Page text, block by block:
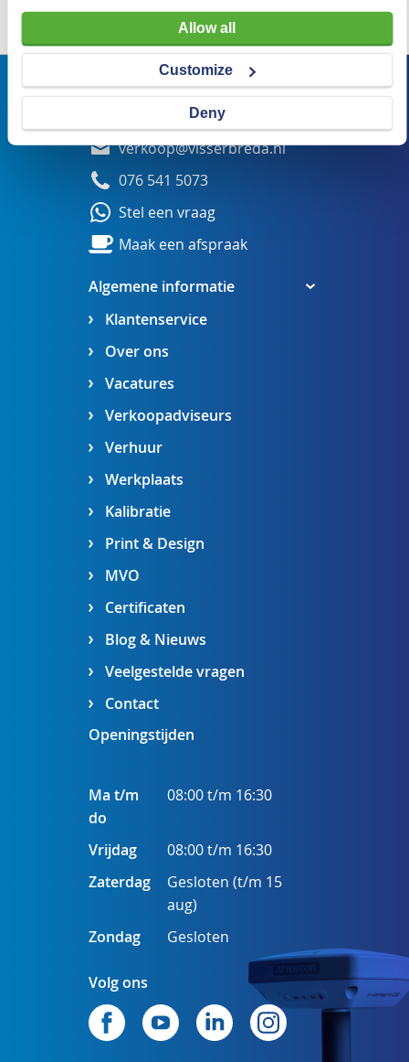
Allow all
Customize
Deny
Wij adviseren u graag
Algemene informatie
Klantenservice
Over ons
Vacatures
Verkoopadviseurs
Verhuur
Werkplaats
Kalibratie
Print & Design
MVO
Certificaten
Blog & Nieuws
Veelgestelde vragen
Contact
Bezoekadres
Veldsteen 25, 4815 PK Breda
verkoop@visserbreda.nl
076 541 5073
Stel een vraag
Maak een afspraak
Openingstijden
Ma t/m
do
08:00 t/m 16:30
Vrijdag
08:00 t/m 16:30
Zaterdag
Gesloten (t/m 15
aug)
Zondag
Gesloten
Volg ons